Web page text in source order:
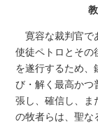
寛容な裁判官で
使徒ペトロとその
を遂行するため、
び・解く最高かつ
張し、確信し、ま
の牧者らは、聖な